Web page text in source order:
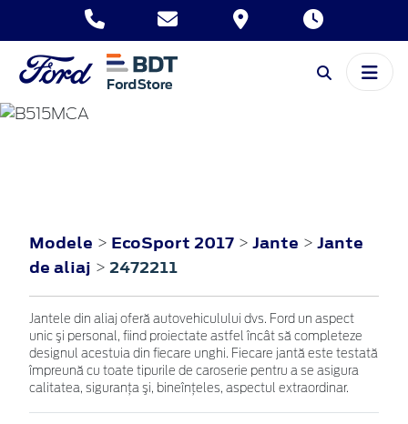
ECOSPORT
Modele > EcoSport 2017 > Jante > Jante
de aliaj > 2472211
Jantele din aliaj oferă autovehiculului dvs. Ford un aspect
unic şi personal, fiind proiectate astfel încât să completeze
designul acestuia din fiecare unghi. Fiecare jantă este testată
împreună cu toate tipurile de caroserie pentru a se asigura
calitatea, siguranţa şi, bineînţeles, aspectul extraordinar.